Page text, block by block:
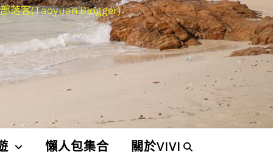
落客(Taoyuan Blogger)
懶人包集合 關於VIVI